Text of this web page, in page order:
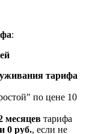
:
тарифа
по цене 10
месяцев тарифа
0 руб., если не